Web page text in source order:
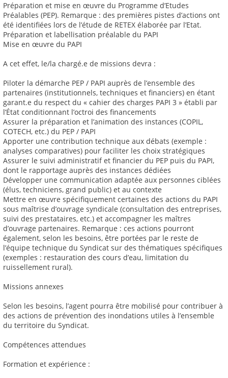
Préparation et mise en œuvre du Programme d’Etudes
Préalables (PEP). Remarque : des premières pistes d’actions ont
été identifiées lors de l’étude de RETEX élaborée par l’Etat.
Préparation et labellisation préalable du PAPI
Mise en œuvre du PAPI
A cet effet, le/la chargé.e de missions devra :
Piloter la démarche PEP / PAPI auprès de l’ensemble des
partenaires (institutionnels, techniques et financiers) en étant
garant.e du respect du « cahier des charges PAPI 3 » établi par
l’État conditionnant l’octroi des financements
Assurer la préparation et l’animation des instances (COPIL,
COTECH, etc.) du PEP / PAPI
Apporter une contribution technique aux débats (exemple :
analyses comparatives) pour faciliter les choix stratégiques
Assurer le suivi administratif et financier du PEP puis du PAPI,
dont le rapportage auprès des instances dédiées
Développer une communication adaptée aux personnes ciblées
(élus, techniciens, grand public) et au contexte
Mettre en œuvre spécifiquement certaines des actions du PAPI
sous maîtrise d’ouvrage syndicale (consultation des entreprises,
suivi des prestataires, etc.) et accompagner les maîtres
d’ouvrage partenaires. Remarque : ces actions pourront
également, selon les besoins, être portées par le reste de
l’équipe technique du Syndicat sur des thématiques spécifiques
(exemples : restauration des cours d’eau, limitation du
ruissellement rural).
Missions annexes
Selon les besoins, l’agent pourra être mobilisé pour contribuer à
des actions de prévention des inondations utiles à l’ensemble
du territoire du Syndicat.
Compétences attendues
Formation et expérience :